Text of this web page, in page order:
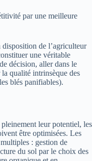
par une meilleure
de l’agriculteur
une véritable
décision, aller dans le
qualité intrinsèque des
blés panifiables).
leur potentiel, les
être optimisées. Les
: gestion de
du sol par le choix des